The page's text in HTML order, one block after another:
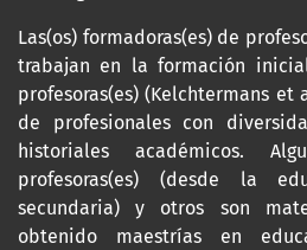
Las(os) formadoras(es) de
trabajan en la formación
profesoras(es) (Kelchtermans et
de profesionales con
historiales académicos.
profesoras(es) (desde la
secundaria) y otros son
obtenido maestrías en